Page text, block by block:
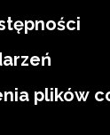
plików